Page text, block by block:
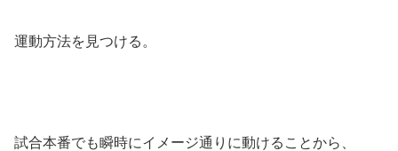
運動方法を見つける。
試合本番でも瞬時にイメージ通りに動けることから、